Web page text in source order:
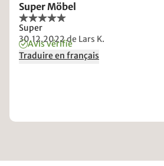
Super Möbel
Super
30.12.2022de Lars K.
Avis vérifié
Traduire en français